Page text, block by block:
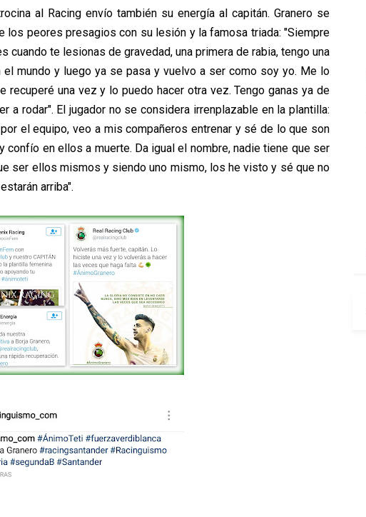
al Racing envío también su energía al capitán. Granero se
los peores presagios con su lesión y la famosa triada: "Siempre
te lesionas de gravedad, una primera de rabia, tengo una
el mundo y luego ya se pasa y vuelvo a ser como soy yo. Me lo
recuperé una vez y lo puedo hacer otra vez. Tengo ganas ya de
a rodar". El jugador no se considera irrenplazable en la plantilla:
el equipo, veo a mis compañeros entrenar y sé de lo que son
confío en ellos a muerte. Da igual el nombre, nadie tiene que ser
ser ellos mismos y siendo uno mismo, los he visto y sé que no
arriba".